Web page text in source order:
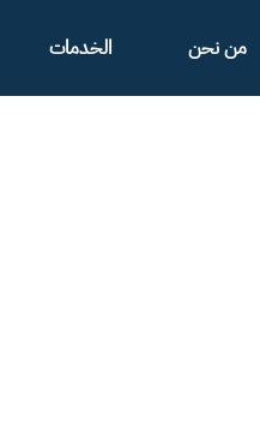
من نحن الخدمات